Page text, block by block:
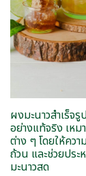
ผงมะนาวสำเร็จ
อย่างแท้จริง เหม
ต่าง ๆ โดยให้คว
ถ้วน และช่วยประ
มะนาวสด